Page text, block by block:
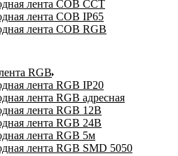
лента COB CCT
лента COB IP65
лента COB RGB
RGB
лента RGB IP20
лента RGB адресная
лента RGB 12В
лента RGB 24В
лента RGB 5м
лента RGB SMD 5050